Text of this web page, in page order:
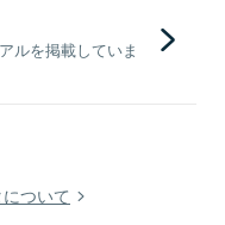
ルを掲載していま
ついて